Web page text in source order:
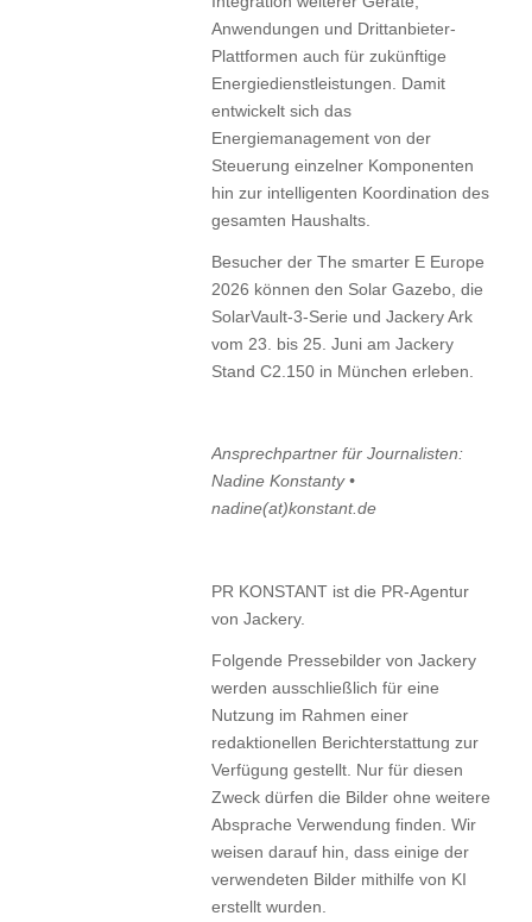
Anwendungen und Drittanbieter-
Plattformen auch für zukünftige
Energiedienstleistungen. Damit
entwickelt sich das
Energiemanagement von der
Steuerung einzelner Komponenten
hin zur intelligenten Koordination des
gesamten Haushalts.
Besucher der The smarter E Europe
2026 können den Solar Gazebo, die
SolarVault-3-Serie und Jackery Ark
vom 23. bis 25. Juni am Jackery
Stand C2.150 in München erleben.
Ansprechpartner für Journalisten:
Nadine Konstanty •
nadine(at)konstant.de
PR KONSTANT ist die PR-Agentur
von Jackery.
Folgende Pressebilder von Jackery
werden ausschließlich für eine
Nutzung im Rahmen einer
redaktionellen Berichterstattung zur
Verfügung gestellt. Nur für diesen
Zweck dürfen die Bilder ohne weitere
Absprache Verwendung finden. Wir
weisen darauf hin, dass einige der
verwendeten Bilder mithilfe von KI
erstellt wurden.